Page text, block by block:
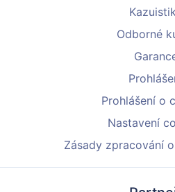
Odborné
Prohlášení o
Nastavení
Zásady zpracování